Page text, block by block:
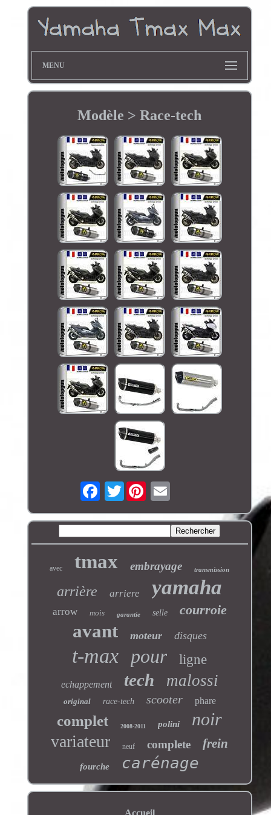
MENU
Modèle > Race-tech
Twitter
avec tmax embrayage transmission
arrière arriere yamaha
arrow mois garantie selle courroie
avant moteur disques
t-max pour ligne
echappement tech malossi
original race-tech scooter phare
complet 2008-2011 polini noir
variateur neuf complete frein
fourche carénage